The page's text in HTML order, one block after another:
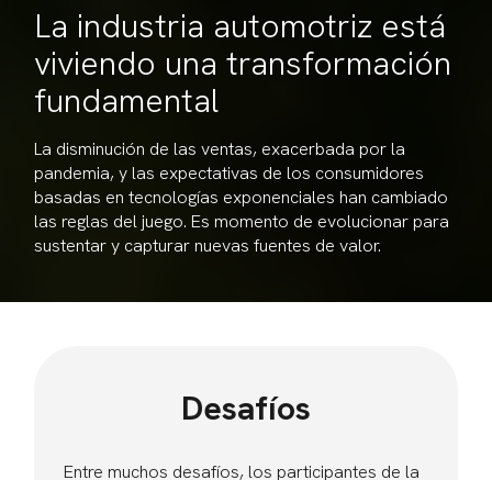
La industria automotriz está
viviendo una transformación
fundamental
La disminución de las ventas, exacerbada por la
pandemia, y las expectativas de los consumidores
basadas en tecnologías exponenciales han cambiado
las reglas del juego. Es momento de evolucionar para
sustentar y capturar nuevas fuentes de valor.
Desafíos
Entre muchos desafíos, los participantes de la